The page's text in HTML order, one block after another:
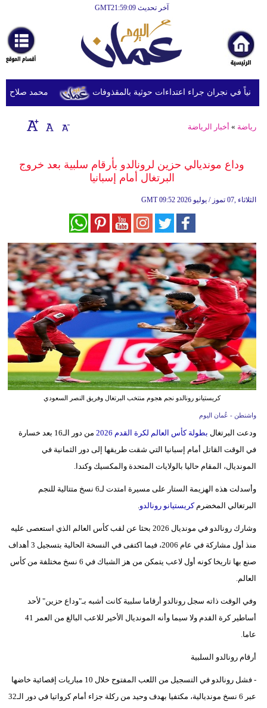
آخر تحديث GMT21:59:09
أخبارعاجلة
رياضة
ثقافة
إقتصاد
وموسيقى
سياحة
وسفر
ديكور
أخبار
إعلام
تعليم
علوم
وتكنولوجيا
أبراج
محمد صلاح يصل
رياضة » أخبار الرياضة
وداع مونديالي حزين لرونالدو بأرقام سلبية بعد خروج
البرتغال أمام إسبانيا
GMT 09:52 2026 الثلاثاء ,07 تموز / يوليو
كريستيانو رونالدو نجم هجوم منتخب البرتغال وفريق النصر السعودي
واشنطن - عُمان اليوم
ودعت البرتغال بطولة كأس العالم لكرة القدم 2026
من دور الـ16 بعد خسارة
في الوقت القاتل أمام إسبانيا التي شقت طريقها إلى دور الثمانية في
المونديال، المقام حاليا بالولايات المتحدة والمكسيك وكندا.
وأسدلت هذه الهزيمة الستار على مسيرة امتدت لـ6 نسخ متتالية للنجم
البرتغالي المخضرمكريستيانو رونالدو.
وشارك رونالدو في مونديال 2026 بحثا عن لقب كأس العالم الذي استعصى عليه
منذ أول مشاركة في عام 2006، فيما اكتفى في النسخة الحالية بتسجيل 3 أهداف
صنع بها تاريخا كونه أول لاعب يتمكن من هز الشباك في 6 نسخ مختلفة من كأس
العالم.
وفي الوقت ذاته سجل رونالدو أرقاما سلبية كانت أشبه بـ"وداع حزين" لأحد
أساطير كرة القدم ولا سيما وأنه المونديال الأخير للاعب البالغ من العمر 41
عاما.
أرقام رونالدو السلبية
- فشل رونالدو في التسجيل من اللعب المفتوح خلال 10 مباريات إقصائية خاضها
عبر 6 نسخ مونديالية، مكتفيا بهدف وحيد من ركلة جزاء أمام كرواتيا في دور الـ32